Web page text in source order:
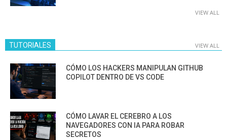
VIEW ALL
TUTORIALES VIEW ALL
CÓMO LOS HACKERS MANIPULAN GITHUB
COPILOT DENTRO DE VS CODE
CÓMO LAVAR EL CEREBRO A LOS
NAVEGADORES CON IA PARA ROBAR
SECRETOS